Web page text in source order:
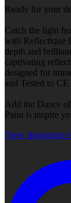
Ready for your
Catch the light
with Reflectique
depth and
captivating
designed for
and Tested to
Add the Dance
Paint is inspire
View Instagram